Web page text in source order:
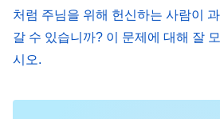
『어떤 사람들은 최종에 “제
많은 사역을 하였는데, 공로는
처럼 주님을 위해 헌신하는 사람이
갈 수 있습니까? 이 문제에 대해 잘
시오.